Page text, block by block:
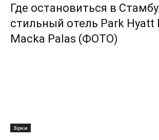
Где остановиться в
стильный отель Park Hyatt
Macka Palas (ФОТО)
Зірки